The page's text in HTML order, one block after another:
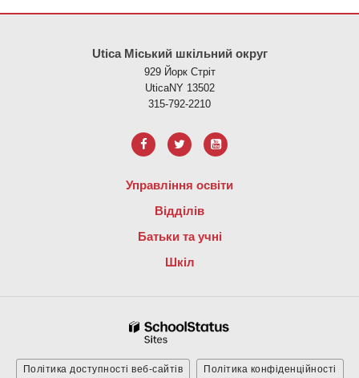
Utica Міський шкільний округ
929 Йорк Стріт
UticaNY 13502
315-792-2210
Управління освіти
Відділів
Батьки та учні
Шкіл
Політика доступності веб-сайтів Політика конфіденційності